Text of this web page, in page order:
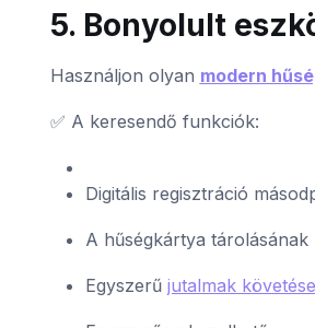
5. Bonyolult
Használjon olyan modern
✅ A keresendő funkciók:
Digitális regisztráció
A hűségkártya tárolásának
Egyszerű jutalmak követése